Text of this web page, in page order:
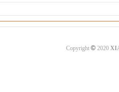
Copyright ©2020